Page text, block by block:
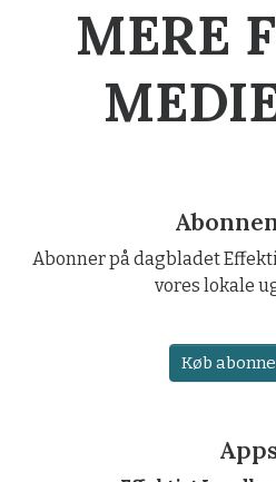
MERE
Abonner på dagbladet
vores lokale
Køb